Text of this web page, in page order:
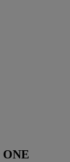
ONE